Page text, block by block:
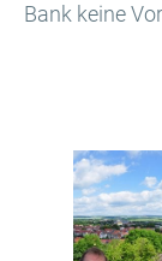
Bank keine